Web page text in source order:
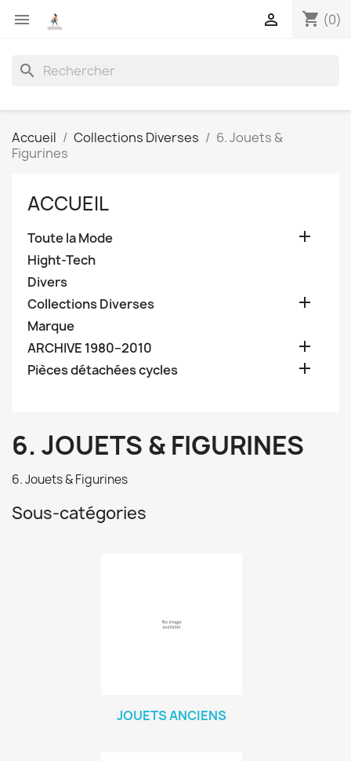
 shopping_cart (0)

search
Accueil Collections Diverses
6. Jouets &
Figurines
ACCUEIL
Toute la Mode 
Hight-Tech
Divers
Collections Diverses

Marque
ARCHIVE 1980–2010

Pièces détachées cycles 
6. JOUETS & FIGURINES
6. Jouets & Figurines
Sous-catégories
JOUETS ANCIENS